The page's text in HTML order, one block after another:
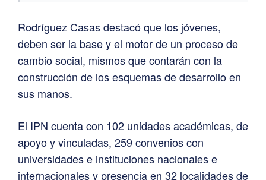
Rodríguez Casas destacó que los jóvenes,
deben ser la base y el motor de un proceso de
cambio social, mismos que contarán con la
construcción de los esquemas de desarrollo en
sus manos.
El IPN cuenta con 102 unidades académicas, de
apoyo y vinculadas, 259 convenios con
universidades e instituciones nacionales e
internacionales y presencia en 32 localidades de